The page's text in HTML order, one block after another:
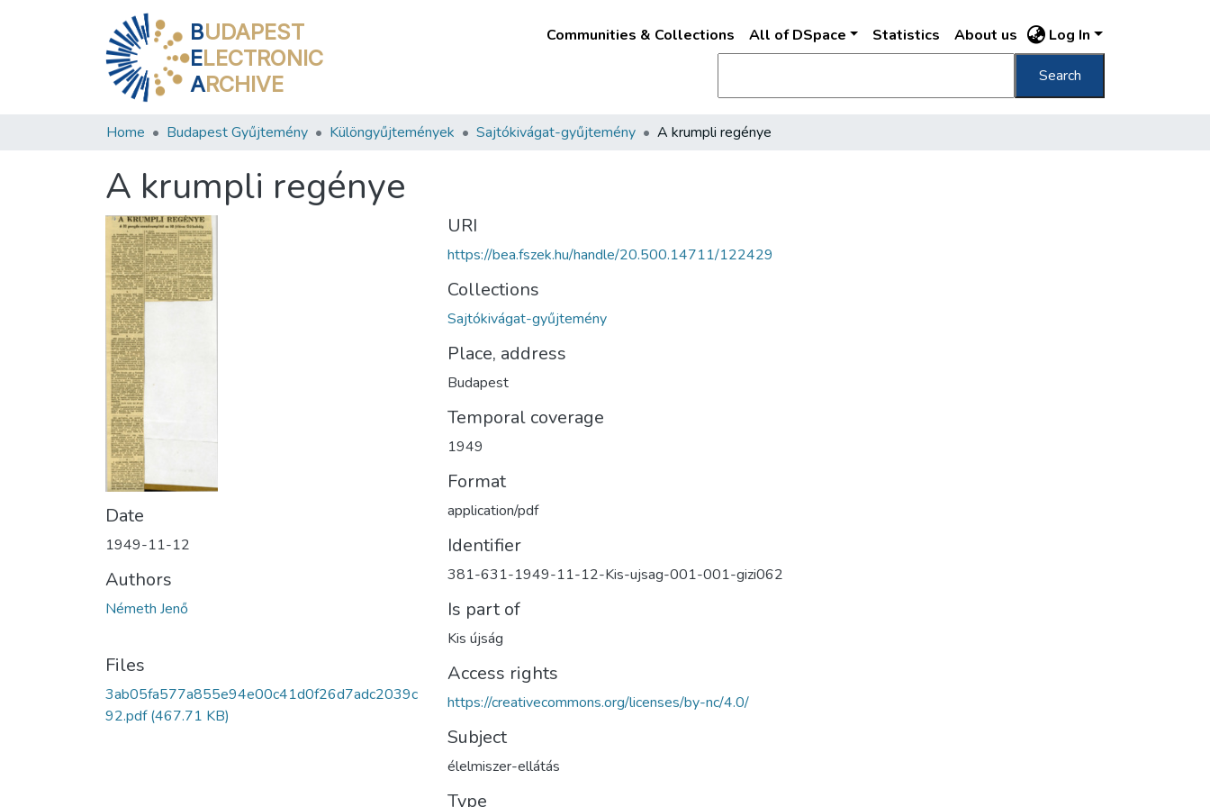
BUDAPEST
ELECTRONIC
ARCHIVE
Communities & Collections All of DSpace Statistics About us Log In
Search
Home Budapest Gyűjtemény Különgyűjtemények Sajtókivágat-gyűjtemény A krumpli regénye
A krumpli regénye
Date
1949-11-12
Authors
Németh Jenő
Files
3ab05fa577a855e94e00c41d0f26d7adc2039c
92.pdf(467.71 KB)
URI
https://bea.fszek.hu/handle/20.500.14711/122429
Collections
Sajtókivágat-gyűjtemény
Place, address
Budapest
Temporal coverage
1949
Format
application/pdf
Identifier
381-631-1949-11-12-Kis-ujsag-001-001-gizi062
Is part of
Kis újság
Access rights
https://creativecommons.org/licenses/by-nc/4.0/
Subject
élelmiszer-ellátás
Type